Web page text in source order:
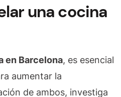
una cocina
en Barcelona, es esencial
aumentar la
de ambos, investiga